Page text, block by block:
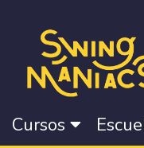
Cursos